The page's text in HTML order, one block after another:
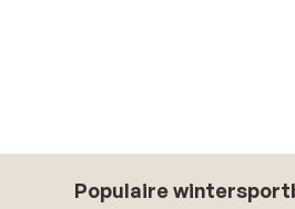
Populaire